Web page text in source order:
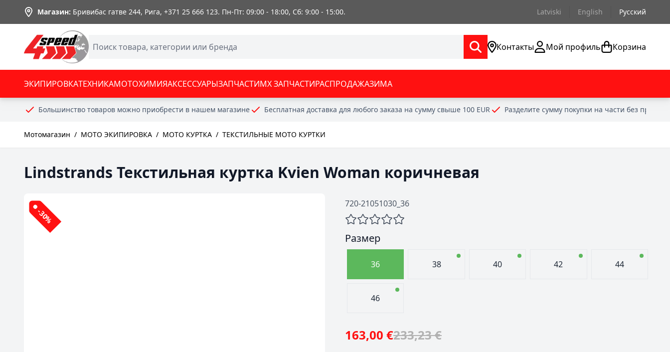
Skip to Content
Магазин: Бривибас гатве 244, Рига, +371 25 666 123. Пн-Пт: 09:00 - 18:00, Сб: 9:00 - 15:00. Latviski English Русский
Контакты Мой профиль Корзина
ЭКИПИРОВКАТЕХНИКАМОТОХИМИЯАКСЕССУАРЫЗАПЧАСТИMX ЗАПЧАСТИРАСПРОДАЖАЗИМА
Большинство товаров можно приобрести в нашем магазине Бесплатная доставка для любого заказа на сумму свыше 100 EUR Разделите сумму покупки на части без
Мотомагазин / МОТО ЭКИПИРОВКА / МОТО КУРТКА / ТЕКСТИЛЬНЫЕ МОТО КУРТКИ
Lindstrands Текстильная куртка Kvien Woman коричневая
720-21051030_36
-30%
Размер
36 38 40 42 44
46
163,00 €233,23 €